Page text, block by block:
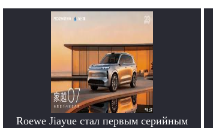
Roewe Jiayue стал первым серийным